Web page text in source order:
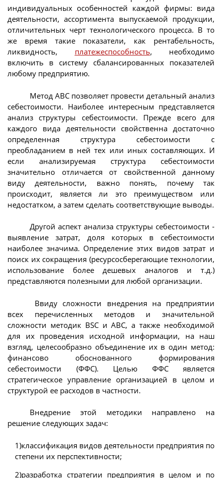
индивидуальных особенностей каждой фирмы: вида
деятельности, ассортимента выпускаемой продукции,
отличительных черт технологического процесса. В то
же время такие показатели, как рентабельность,
ликвидность, платежеспособность, необходимо
включить в систему сбалансированных показателей
любому предприятию.
Метод ABC позволяет провести детальный анализ
себестоимости. Наиболее интересным представляется
анализ структуры себестоимости. Прежде всего для
каждого вида деятельности свойственна достаточно
определенная структура себестоимости с
преобладанием в ней тех или иных составляющих. И
если анализируемая структура себестоимости
значительно отличается от свойственной данному
виду деятельности, важно понять, почему так
происходит, является ли это преимуществом или
недостатком, а затем сделать соответствующие выводы.
Другой аспект анализа структуры себестоимости -
выявление затрат, доля которых в себестоимости
наиболее значима. Определение этих видов затрат и
поиск их сокращения (ресурсосберегающие технологии,
использование более дешевых аналогов и т.д.)
представляются полезными для любой организации.
Ввиду сложности внедрения на предприятии
всех перечисленных методов и значительной
сложности методик BSC и ABC, а также необходимой
для их проведения исходной информации, на наш
взгляд, целесообразно объединение их в один метод:
финансово обоснованного формирования
себестоимости (ФФС). Целью ФФС является
стратегическое управление организацией в целом и
структурой ее расходов в частности.
Внедрение этой методики направлено на
решение следующих задач:
1)классификация видов деятельности предприятия по
степени их перспективности;
2)разработка стратегии предприятия в целом и по